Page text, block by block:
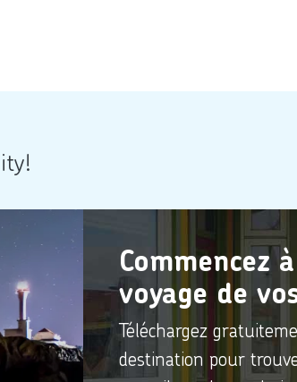
Commencez
voyage de
Téléchargez
destination pour